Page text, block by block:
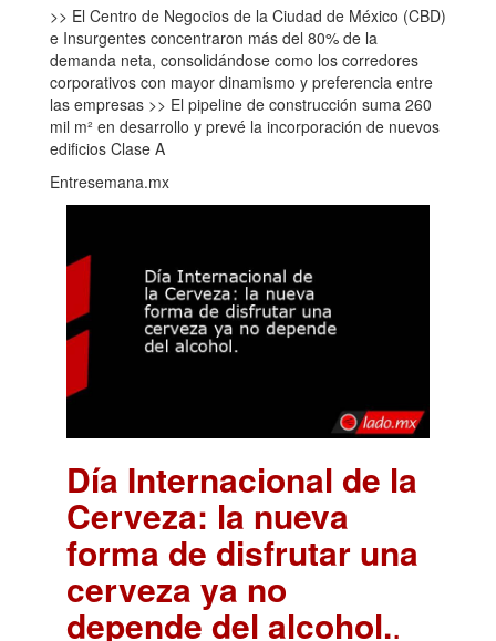
>> El Centro de Negocios de la Ciudad de México (CBD)
e Insurgentes concentraron más del 80% de la
demanda neta, consolidándose como los corredores
corporativos con mayor dinamismo y preferencia entre
las empresas >> El pipeline de construcción suma 260
mil m² en desarrollo y prevé la incorporación de nuevos
edificios Clase A
Entresemana.mx
Día Internacional de la
Cerveza: la nueva
forma de disfrutar una
cerveza ya no
depende del alcohol..